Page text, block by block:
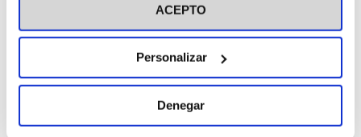
ACEPTO
Personalizar
Denegar
premio Luca de Tena. Fundador de la agencia de noticias Logos
constituyen ejemplo de calidad literaria. Con numerosa familia,
hoy extendida a cuatro generaciones, su huella perdura en sus
obras, si bien el legado que se incorpora a la ACdP abre nuevas
líneas de investigación y edición, que podrá constatar
desbordante fecundidad en tantas facetas, principalmente la
crítica literaria y el teatro. Se da la feliz circunstancia de la
conservación de los originales gracias a su hijo, Antonio